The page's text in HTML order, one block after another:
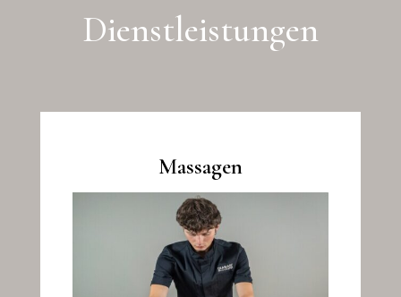
Dienstleistungen
Massagen